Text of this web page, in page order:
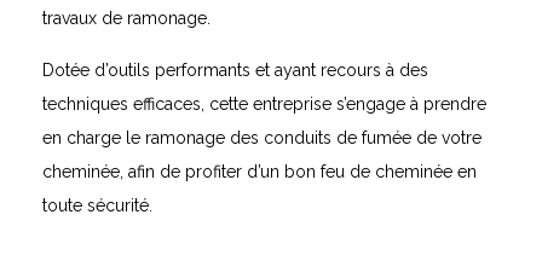
travaux de ramonage.
Dotée d’outils performants et ayant recours à des
techniques efficaces, cette entreprise s’engage à prendre
en charge le ramonage des conduits de fumée de votre
cheminée, afin de profiter d’un bon feu de cheminée en
toute sécurité.